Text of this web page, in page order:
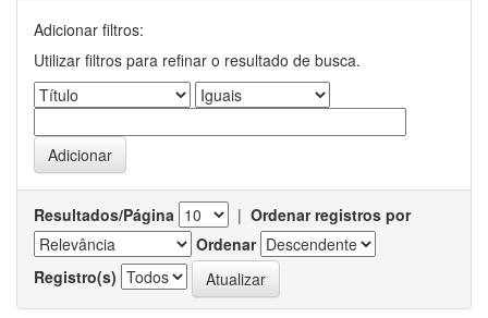
Adicionar filtros:
Utilizar filtros para refinar o resultado de busca.
Resultados/Página | Ordenar registros por
Ordenar
Registro(s)